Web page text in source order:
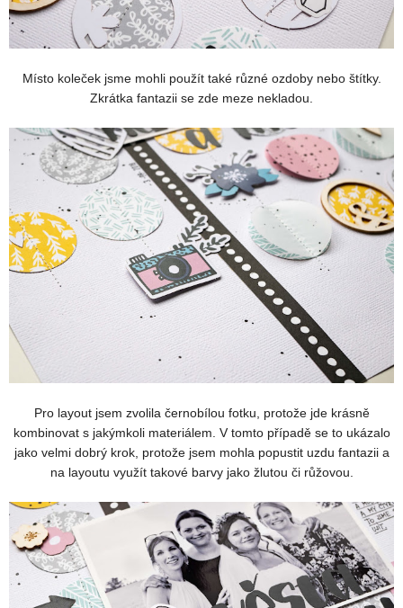
Místo koleček jsme mohli použít také různé ozdoby nebo štítky.
Zkrátka fantazii se zde meze nekladou.
Pro layout jsem zvolila černobílou fotku, protože jde krásně
kombinovat s jakýmkoli materiálem. V tomto případě se to ukázalo
jako velmi dobrý krok, protože jsem mohla popustit uzdu fantazii a
na layoutu využít takové barvy jako žlutou či růžovou.